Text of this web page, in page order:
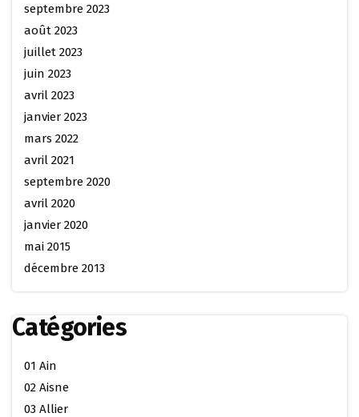
septembre 2023
août 2023
juillet 2023
juin 2023
avril 2023
janvier 2023
mars 2022
avril 2021
septembre 2020
avril 2020
janvier 2020
mai 2015
décembre 2013
Catégories
01 Ain
02 Aisne
03 Allier